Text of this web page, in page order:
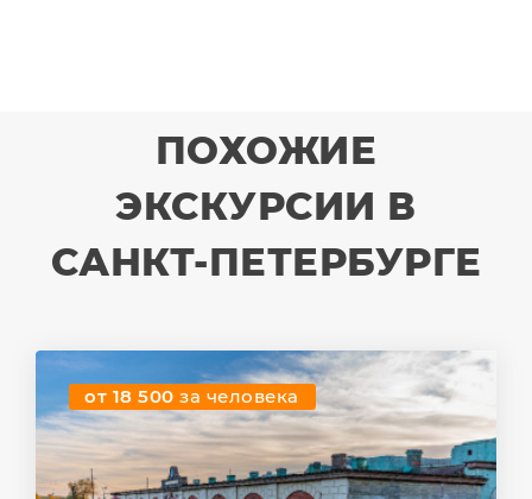
ПОХОЖИЕ
ЭКСКУРСИИ В
САНКТ-ПЕТЕРБУРГЕ
от 18 500за человека